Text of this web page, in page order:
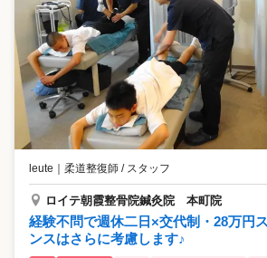
leute ｜ 柔道整復師 / スタッフ
ロイテ朝霞整骨院鍼灸院 本町院
経験不問で週休二日×交代制・28万円
ンスはさらに考慮します♪